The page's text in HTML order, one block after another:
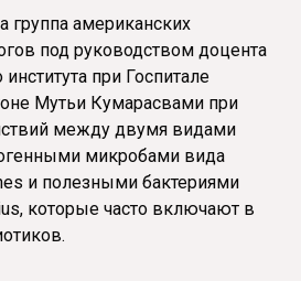
американских
под руководством доцента
при Госпитале
Мутьи Кумарасвами при
между двумя видами
микробами вида
и полезными бактериями
которые часто включают в